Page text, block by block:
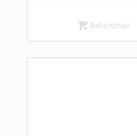
Adicionar